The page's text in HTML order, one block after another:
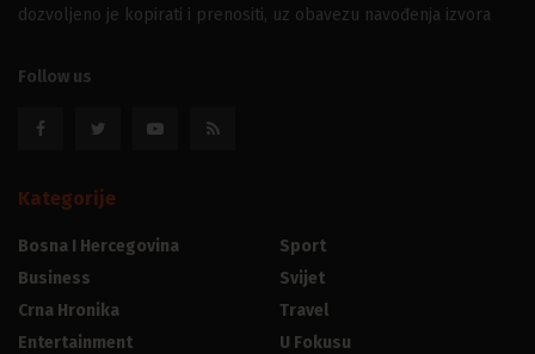
dozvoljeno je kopirati i prenositi, uz obavezu navođenja izvora
Follow us
Kategorije
Bosna I Hercegovina
Business
Crna Hronika
Entertainment
Sport
Svijet
Travel
U Fokusu